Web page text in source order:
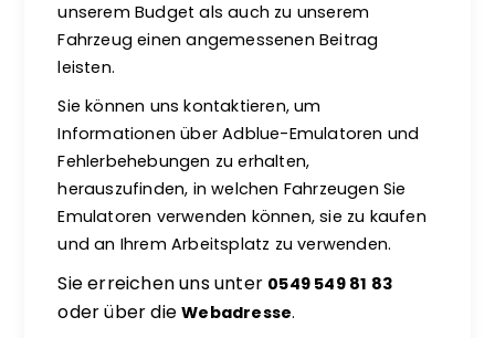
unserem Budget als auch zu unserem
Fahrzeug einen angemessenen Beitrag
leisten.
Sie können uns kontaktieren, um
Informationen über Adblue-Emulatoren und
Fehlerbehebungen zu erhalten,
herauszufinden, in welchen Fahrzeugen Sie
Emulatoren verwenden können, sie zu kaufen
und an Ihrem Arbeitsplatz zu verwenden.
Sie erreichen uns unter 0549 549 81 83
oder über dieWebadresse.